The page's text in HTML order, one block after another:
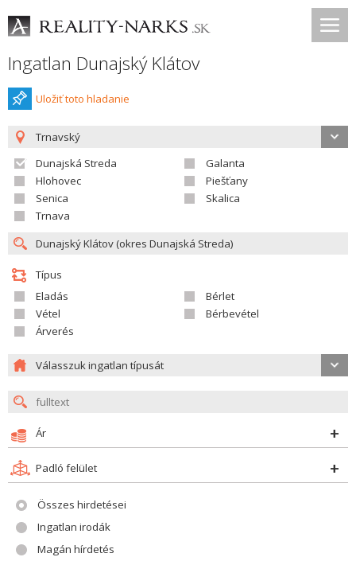
Ingatlan Dunajský Klátov
Uložiť toto hladanie
Trnavský
Dunajská Streda
Galanta
Hlohovec
Piešťany
Senica
Skalica
Trnava
Típus
Eladás
Bérlet
Vétel
Bérbevétel
Árverés
Válasszuk ingatlan típusát
Ár
Padló felület
Összes hirdetései
Ingatlan irodák
Magán hírdetés